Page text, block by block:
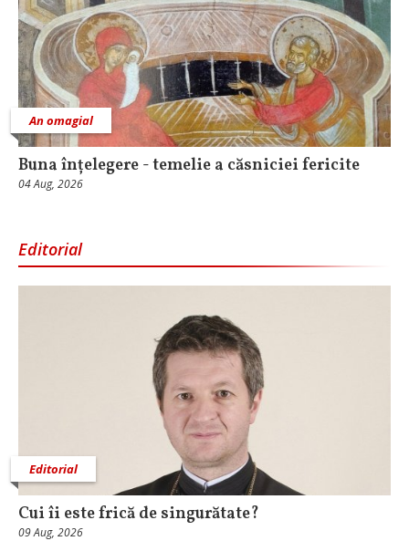
An omagial
Buna înțelegere - temelie a căsniciei fericite
04 Aug, 2026
Editorial
Editorial
Cui îi este frică de singurătate?
09 Aug, 2026